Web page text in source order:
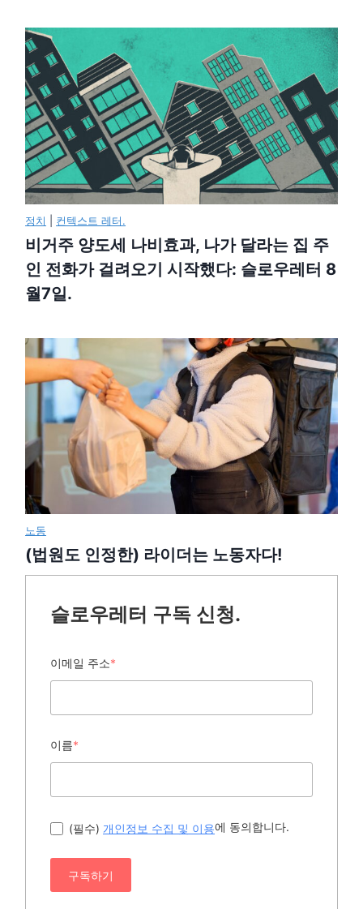
정치 컨텍스트 레터.
비거주 양도세 나비효과, 나가 달라는 집 주
인 전화가 걸려오기 시작했다: 슬로우레터 8
월7일.
노동
(법원도 인정한) 라이더는 노동자다!
슬로우레터 구독 신청.
이메일 주소*
이름*
(필수) 개인정보 수집 및 이용에 동의합니다.
구독하기